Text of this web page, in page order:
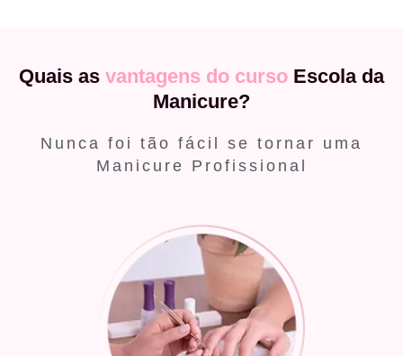
Quais as vantagens do curso Escola da
Manicure?
Nunca foi tão fácil se tornar uma
Manicure Profissional